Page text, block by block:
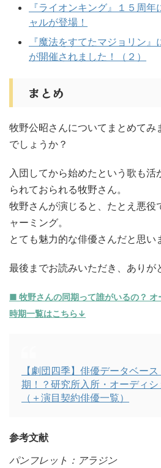
『ライオンキング』１５周
ャルが登場！
『魔法をすてたマジョリン
が開催されました！（２）
まとめ
牧野公昭さんについてまとめてみ
でしょうか？
入団してから始めたという歌も活
られておられる牧野さん。
牧野さんが演じると、たとえ悪役
ャーミング。
とても魅力的な俳優さんだと思い
最後までお読みいただき、ありが
■ 牧野さんの同期って誰がいるの？
時期一覧はこちら↓
【劇団四季】俳優データベー
期！？研究所入所・オーディ
（＋演目契約俳優一覧）
参考文献
パンフレット：アラジン